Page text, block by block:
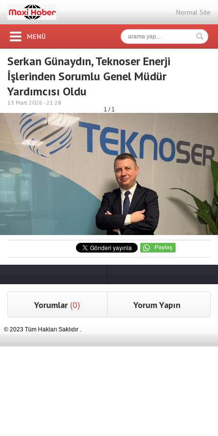
Normal Site
MENÜ
Serkan Günaydın, Teknoser Enerji
İşlerinden Sorumlu Genel Müdür
Yardımcısı Oldu
13 Mart 2026 -21:28
1 / 1
Yorumlar (0) Yorum Yapın
© 2023 Tüm Hakları Saklıdır .